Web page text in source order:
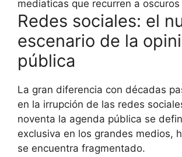
mediaticas que recurren a
Redes sociales: el
escenario de la
pública
La gran diferencia con décadas
en la irrupción de las redes
noventa la agenda pública se
exclusiva en los grandes medios,
se encuentra fragmentado.